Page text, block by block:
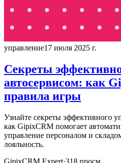
управление17 июля 2025 г.
Секреты
автосервисом: как
правила игры
Узнайте секреты эффективного
как GipixCRM помогает
управление персоналом и
лояльность.
GipixCRM Expert·318 просм.